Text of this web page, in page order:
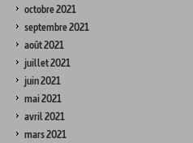
octobre 2021
septembre 2021
août 2021
juillet 2021
juin 2021
mai 2021
avril 2021
mars 2021